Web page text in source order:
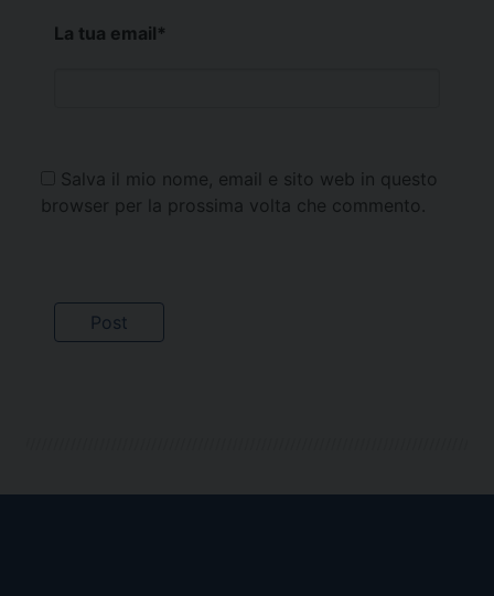
La tua email*
Salva il mio nome, email e sito web in questo
browser per la prossima volta che commento.